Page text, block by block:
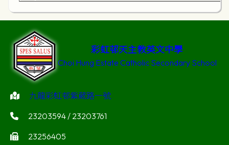
彩虹邨天主教英文中學
Choi Hung Estate Catholic Secondary School
九龍彩虹邨紫葳路一號
23203594 / 23203761
23256405